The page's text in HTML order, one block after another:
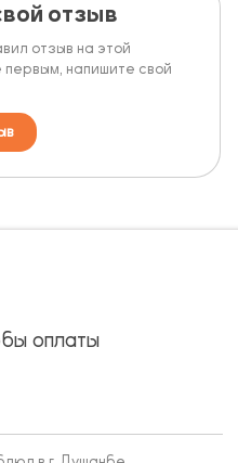
отзыв
отзыв на этой
первым, напишите свой
оплаты